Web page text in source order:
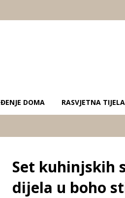
DOMA RASVJETNA TIJELA
Set kuhinjskih
dijela u boho